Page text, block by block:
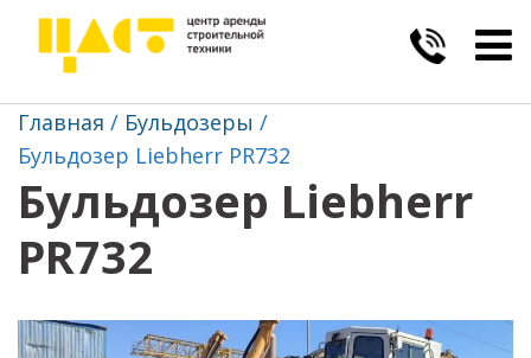
Главная
Бульдозеры
Бульдозер Liebherr PR732
Бульдозер Liebherr
PR732